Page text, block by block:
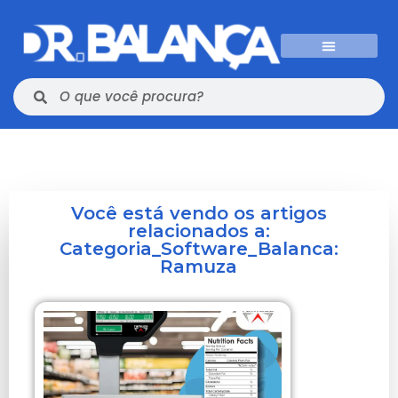
Você está vendo os artigos
relacionados a:
Categoria_Software_Balanca:
Ramuza